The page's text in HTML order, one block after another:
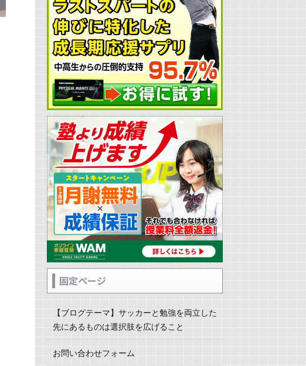
固定ページ
【ブログテーマ】サッカーと勉強を両立した
先にあるものは選択肢を広げること
お問い合わせフォーム